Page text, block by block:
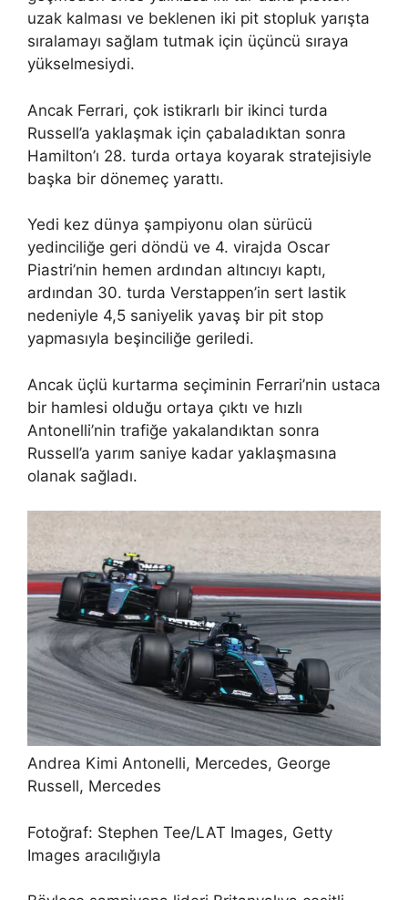
uzak kalması ve beklenen iki pit stopluk yarışta
sıralamayı sağlam tutmak için üçüncü sıraya
yükselmesiydi.
Ancak Ferrari, çok istikrarlı bir ikinci turda
Russell’a yaklaşmak için çabaladıktan sonra
Hamilton’ı 28. turda ortaya koyarak stratejisiyle
başka bir dönemeç yarattı.
Yedi kez dünya şampiyonu olan sürücü
yedinciliğe geri döndü ve 4. virajda Oscar
Piastri’nin hemen ardından altıncıyı kaptı,
ardından 30. turda Verstappen’in sert lastik
nedeniyle 4,5 saniyelik yavaş bir pit stop
yapmasıyla beşinciliğe geriledi.
Ancak üçlü kurtarma seçiminin Ferrari’nin ustaca
bir hamlesi olduğu ortaya çıktı ve hızlı
Antonelli’nin trafiğe yakalandıktan sonra
Russell’a yarım saniye kadar yaklaşmasına
olanak sağladı.
Andrea Kimi Antonelli, Mercedes, George
Russell, Mercedes
Fotoğraf: Stephen Tee/LAT Images, Getty
Images aracılığıyla